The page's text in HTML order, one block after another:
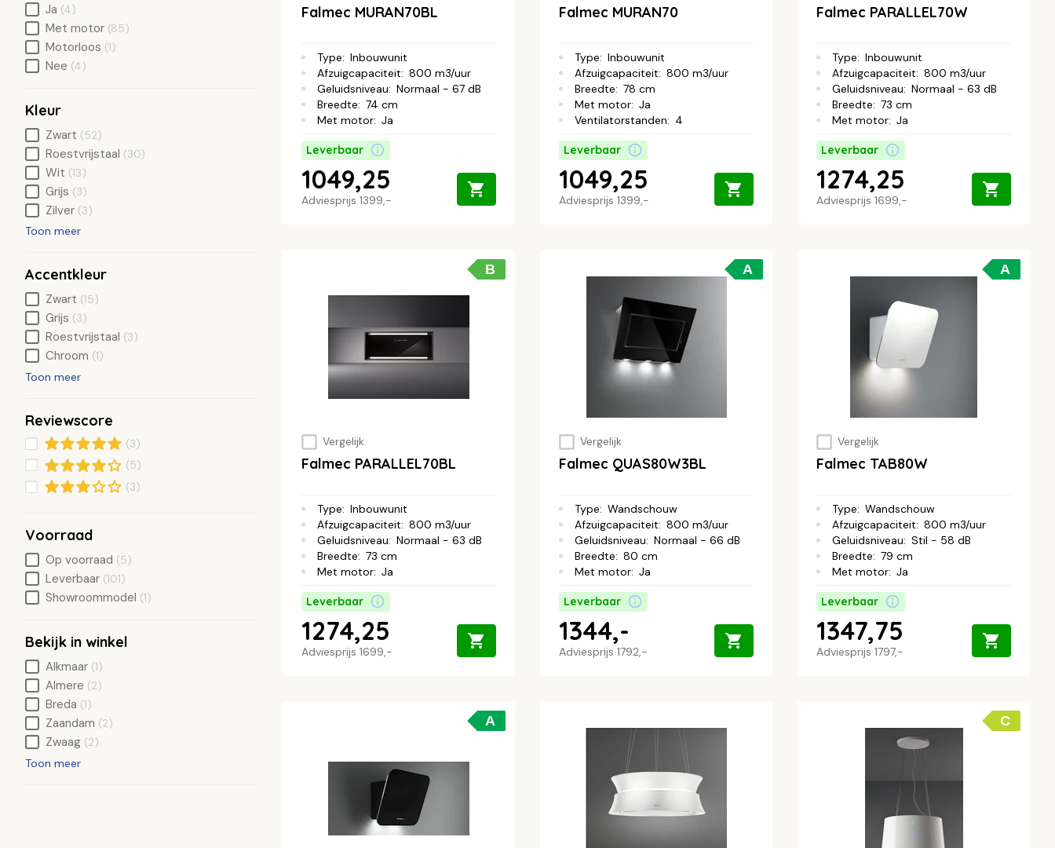
Falmec MURAN70BL
Type: Inbouwunit
Afzuigcapaciteit: 800 m3/uur
Geluidsniveau: Normaal - 67 dB
Breedte: 74 cm
Met motor: Ja
Leverbaar
Adviesprijs 1399,-
1049,25
Falmec MURAN70
Type: Inbouwunit
Afzuigcapaciteit: 800 m3/uur
Breedte: 78 cm
Met motor: Ja
Ventilatorstanden: 4
Leverbaar
Adviesprijs 1399,-
1049,25
Falmec PARALLEL70W
Type: Inbouwunit
Afzuigcapaciteit: 800 m3/uur
Geluidsniveau: Normaal - 63 dB
Breedte: 73 cm
Met motor: Ja
Leverbaar
Adviesprijs 1699,-
1274,25
B
Vergelijk
Falmec PARALLEL70BL
Type: Inbouwunit
Afzuigcapaciteit: 800 m3/uur
Geluidsniveau: Normaal - 63 dB
Breedte: 73 cm
Met motor: Ja
Leverbaar
Adviesprijs 1699,-
1274,25
A
Vergelijk
Falmec QUAS80W3BL
Type: Wandschouw
Afzuigcapaciteit: 800 m3/uur
Geluidsniveau: Normaal - 66 dB
Breedte: 80 cm
Met motor: Ja
Leverbaar
Adviesprijs 1792,-
1344,-
A
Vergelijk
Falmec TAB80W
Type: Wandschouw
Afzuigcapaciteit: 800 m3/uur
Geluidsniveau: Stil - 58 dB
Breedte: 79 cm
Met motor: Ja
Leverbaar
Adviesprijs 1797,-
1347,75
A C
Ja (4)
Met motor (85)
Motorloos (1)
Nee (4)
Kleur
Zwart (52)
Roestvrijstaal (30)
Wit (13)
Grijs (3)
Zilver (3)
Toon meer
Accentkleur
Zwart (15)
Grijs (3)
Roestvrijstaal (3)
Chroom (1)
Toon meer
Reviewscore
(3)
(5)
(3)
Voorraad
Op voorraad (5)
Leverbaar (101)
Showroommodel (1)
Bekijk in winkel
Alkmaar (1)
Almere (2)
Breda (1)
Zaandam (2)
Zwaag (2)
Toon meer